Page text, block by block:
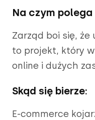
Na czym
Zarząd boi się,
to projekt, który
online i dużych
Skąd się bierze:
E-commerce